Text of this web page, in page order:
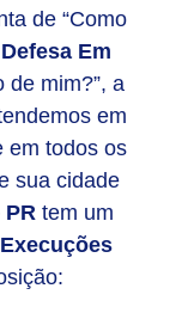
de “Como
Em
mim?”, a
em
em todos os
sua cidade
tem um